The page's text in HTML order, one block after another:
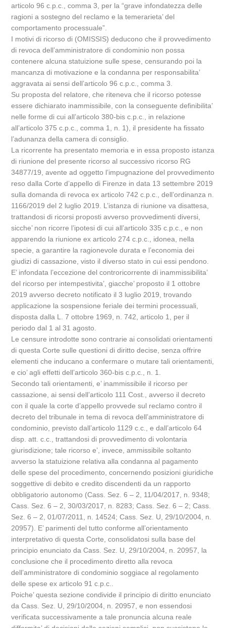
articolo 96 c.p.c., comma 3, per la “grave infondatezza delle
ragioni a sostegno del reclamo e la temerarieta’ del
comportamento processuale”.
I motivi di ricorso di (OMISSIS) deducono che il provvedimento
di revoca dell’amministratore di condominio non possa
contenere alcuna statuizione sulle spese, censurando poi la
mancanza di motivazione e la condanna per responsabilita’
aggravata ai sensi dell’articolo 96 c.p.c., comma 3.
Su proposta del relatore, che riteneva che il ricorso potesse
essere dichiarato inammissibile, con la conseguente definibilita’
nelle forme di cui all’articolo 380-bis c.p.c., in relazione
all’articolo 375 c.p.c., comma 1, n. 1), il presidente ha fissato
l’adunanza della camera di consiglio.
La ricorrente ha presentato memoria e in essa proposto istanza
di riunione del presente ricorso al successivo ricorso RG
34877/19, avente ad oggetto l’impugnazione del provvedimento
reso dalla Corte d’appello di Firenze in data 13 settembre 2019
sulla domanda di revoca ex articolo 742 c.p.c., dell’ordinanza n.
1166/2019 del 2 luglio 2019. L’istanza di riunione va disattesa,
trattandosi di ricorsi proposti avverso provvedimenti diversi,
sicche’ non ricorre l’ipotesi di cui all’articolo 335 c.p.c., e non
apparendo la riunione ex articolo 274 c.p.c., idonea, nella
specie, a garantire la ragionevole durata e l’economia dei
giudizi di cassazione, visto il diverso stato in cui essi pendono.
E’ infondata l’eccezione del controricorrente di inammissibilita’
del ricorso per intempestivita’, giacche’ proposto il 1 ottobre
2019 avverso decreto notificato il 3 luglio 2019, trovando
applicazione la sospensione feriale dei termini processuali,
disposta dalla L. 7 ottobre 1969, n. 742, articolo 1, per il
periodo dal 1 al 31 agosto.
Le censure introdotte sono contrarie ai consolidati orientamenti
di questa Corte sulle questioni di diritto decise, senza offrire
elementi che inducano a confermare o mutare tali orientamenti,
e cio’ agli effetti dell’articolo 360-bis c.p.c., n. 1.
Secondo tali orientamenti, e’ inammissibile il ricorso per
cassazione, ai sensi dell’articolo 111 Cost., avverso il decreto
con il quale la corte d’appello provvede sul reclamo contro il
decreto del tribunale in tema di revoca dell’amministratore di
condominio, previsto dall’articolo 1129 c.c., e dall’articolo 64
disp. att. c.c., trattandosi di provvedimento di volontaria
giurisdizione; tale ricorso e’, invece, ammissibile soltanto
avverso la statuizione relativa alla condanna al pagamento
delle spese del procedimento, concernendo posizioni giuridiche
soggettive di debito e credito discendenti da un rapporto
obbligatorio autonomo (Cass. Sez. 6 – 2, 11/04/2017, n. 9348;
Cass. Sez. 6 – 2, 30/03/2017, n. 8283; Cass. Sez. 6 – 2; Cass.
Sez. 6 – 2, 01/07/2011, n. 14524; Cass. Sez. U, 29/10/2004, n.
20957). E’ parimenti del tutto conforme all’orientamento
interpretativo di questa Corte, consolidatosi sulla base del
principio enunciato da Cass. Sez. U, 29/10/2004, n. 20957, la
conclusione che il procedimento diretto alla revoca
dell’amministratore di condominio soggiace al regolamento
delle spese ex articolo 91 c.p.c..
Poiche’ questa sezione condivide il principio di diritto enunciato
da Cass. Sez. U, 29/10/2004, n. 20957, e non essendosi
verificata successivamente a tale pronuncia alcuna reale